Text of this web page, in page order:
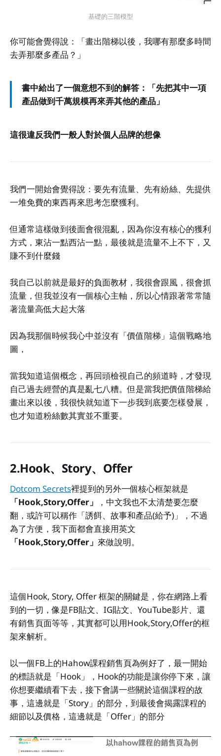
基礎的三階模型
你可能會覺得說：「畫出階梯以後，我哪有那麼多時間
去弄那麼多產品？」
書中給出了一個意想不到的解答：「先把其中一項
產品做到千萬規模再來弄其他的產品」
這很違反我們一般人對於個人品牌的想像
我們一開始會覺得說：要先有流量、先有紛絲、先提供
一堆免費的東西再來思考怎麼獲利。
但通常這樣做到後面會很混亂，因為你沒有核心的獲利
方式，東沾一點西沾一點，最後就是流量不上不下，又
賺不到什麼錢
我自己以前就是最好的負面教材，我很會跟風，很會抓
流量，但我並沒有一個核心主軸，所以心情跟著常常隨
著流量高低大起大落
因為我那個時候我心中並沒有「價值階梯」這個戰略地
圖，
當我知道這個概念，再回頭檢視自己的頻道時，才發現
自己過去經營的真是亂七八糟。但是當我把價值階梯給
畫出來以後，我很快就知道下一步我到底要怎樣發展，
也才知道粉絲數其實並不重要。
2.Hook、Story、Offer
Dotcom Secrets裡提到的另外一個核心框架就是
「Hook,Story,Offer」
，中文我也不太清楚要怎麼
翻，或許可以稱作「誘餌、故事和產品(給予)」，不過
為了方便，我下面都會直接用英文
「Hook,Story,Offer」 來做說明。
這個Hook, Story, Offer 框架的關鍵是，你在網路上看
到的一切，像是FB貼文、IG貼文、YouTube影片、還
有銷售頁面等等，其實都可以用Hook,Story,Offer的框
架來解析。
以一個FB上的Hahow課程銷售頁為例好了，最一開始
的標語就是「Hook」，Hook的功能是讓你停下來，讓
你想要繼續看下去，接下會講一些關於這個課程的故
事，這邊就是「Story」的部分，到最後會揭露課程的
細節以及價格，這邊就是「Offer」的部分